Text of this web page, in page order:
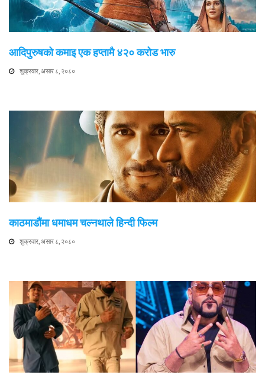
आदिपुरुषको कमाइ एक हप्तामै ४२० करोड भारु
शुक्रवार, असार ८, २०८०
काठमाडौंमा धमाधम चल्नथाले हिन्दी फिल्म
शुक्रवार, असार ८, २०८०